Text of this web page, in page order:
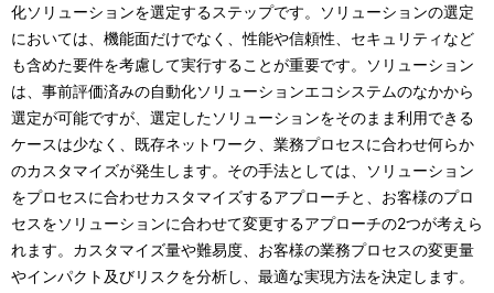
化ソリューションを選定するステップです。ソリューションの選定
においては、機能面だけでなく、性能や信頼性、セキュリティなど
も含めた要件を考慮して実行することが重要です。ソリューション
は、事前評価済みの自動化ソリューションエコシステムのなかから
選定が可能ですが、選定したソリューションをそのまま利用できる
ケースは少なく、既存ネットワーク、業務プロセスに合わせ何らか
のカスタマイズが発生します。その手法としては、ソリューション
をプロセスに合わせカスタマイズするアプローチと、お客様のプロ
セスをソリューションに合わせて変更するアプローチの2つが考えら
れます。カスタマイズ量や難易度、お客様の業務プロセスの変更量
やインパクト及びリスクを分析し、最適な実現方法を決定します。